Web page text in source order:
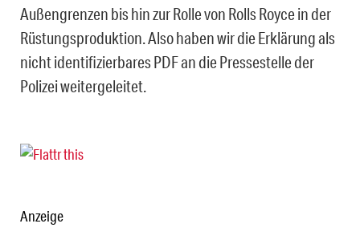
Außengrenzen bis hin zur Rolle von Rolls Royce in der
Rüstungsproduktion. Also haben wir die Erklärung als
nicht identifizierbares PDF an die Pressestelle der
Polizei weitergeleitet.
Anzeige